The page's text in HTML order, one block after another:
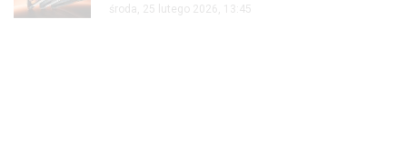
środa, 25 lutego 2026, 13:45